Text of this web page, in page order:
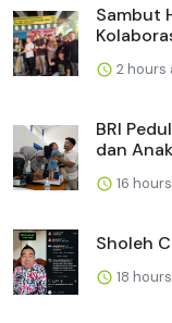
Sambut
2 hours
BRI
dan
16
Sholeh
18